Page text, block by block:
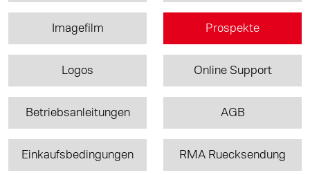
Imagefilm Prospekte
Logos Online Support
Betriebsanleitungen AGB
Einkaufsbedingungen RMA Ruecksendung